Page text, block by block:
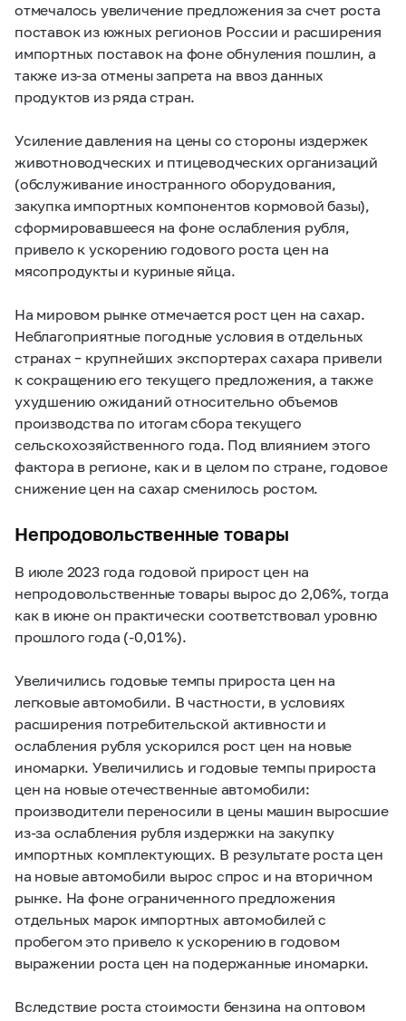
отмечалось увеличение предложения за счет роста
поставок из южных регионов России и расширения
импортных поставок на фоне обнуления пошлин, а
также из-за отмены запрета на ввоз данных
продуктов из ряда стран.
Усиление давления на цены со стороны издержек
животноводческих и птицеводческих организаций
(обслуживание иностранного оборудования,
закупка импортных компонентов кормовой базы),
сформировавшееся на фоне ослабления рубля,
привело к ускорению годового роста цен на
мясопродукты и куриные яйца.
На мировом рынке отмечается рост цен на сахар.
Неблагоприятные погодные условия в отдельных
странах – крупнейших экспортерах сахара привели
к сокращению его текущего предложения, а также
ухудшению ожиданий относительно объемов
производства по итогам сбора текущего
сельскохозяйственного года. Под влиянием этого
фактора в регионе, как и в целом по стране, годовое
снижение цен на сахар сменилось ростом.
Непродовольственные товары
В июле 2023 года годовой прирост цен на
непродовольственные товары вырос до 2,06%, тогда
как в июне он практически соответствовал уровню
прошлого года (-0,01%).
Увеличились годовые темпы прироста цен на
легковые автомобили. В частности, в условиях
расширения потребительской активности и
ослабления рубля ускорился рост цен на новые
иномарки. Увеличились и годовые темпы прироста
цен на новые отечественные автомобили:
производители переносили в цены машин выросшие
из-за ослабления рубля издержки на закупку
импортных комплектующих. В результате роста цен
на новые автомобили вырос спрос и на вторичном
рынке. На фоне ограниченного предложения
отдельных марок импортных автомобилей с
пробегом это привело к ускорению в годовом
выражении роста цен на подержанные иномарки.
Вследствие роста стоимости бензина на оптовом